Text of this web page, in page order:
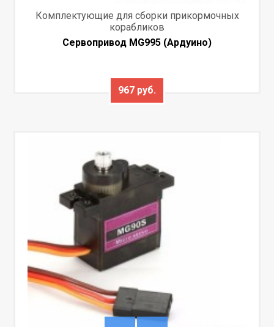
Комплектующие для сборки прикормочных
корабликов
Сервопривод MG995 (Ардуино)
967 руб.